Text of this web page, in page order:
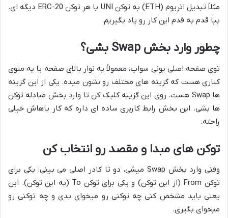
مثلاً تبدیل اتریوم (ETH) به توکن UNI یا هر توکن ERC-20 دیگه ای.
بیا قدم به قدم این کار رو یاد بگیریم.
چطور وارد بخش Swap بشی؟
توی صفحه اصلی یونی سواپ، معمولاً یه نوار بالای صفحه یا یه منوی
کناری هست که گزینه های مختلف رو نشون میده. یکی از این گزینه
ها Swap هست. روی این گزینه کلیک کن تا وارد بخش مبادله توکن
ها بشی. این بخش رابط کاربری ساده ای داره که کار باهاش خیلی
راحته.
توکن های مبدا و مقصد رو انتخاب کن
وقتی وارد بخش Swap میشی، دو تا کادر اصلی می بینی: یکی برای
توکن From (از این توکن) و یکی برای توکن To (به این توکن). این
یعنی باید مشخص کنی چه توکنی رو میخوای بدی و چه توکنی رو
میخوای بگیری.